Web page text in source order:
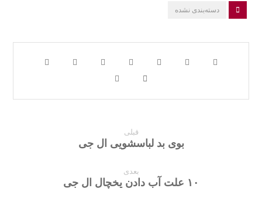
دسته‌بندی نشده
قبلی
بوی بد لباسشویی ال جی
بعدی
۱۰ علت آب دادن یخچال ال جی